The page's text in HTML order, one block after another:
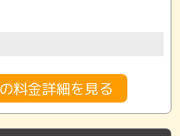
料金詳細を見る